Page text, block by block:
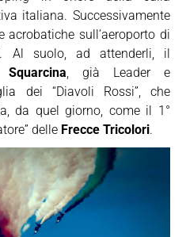
italiana. Successivamente
acrobatiche sull’aeroporto di
Al suolo, ad attenderli, il
, già Leader e
dei “Diavoli Rossi”, che
da quel giorno, come il 1°
delle Frecce Tricolori.